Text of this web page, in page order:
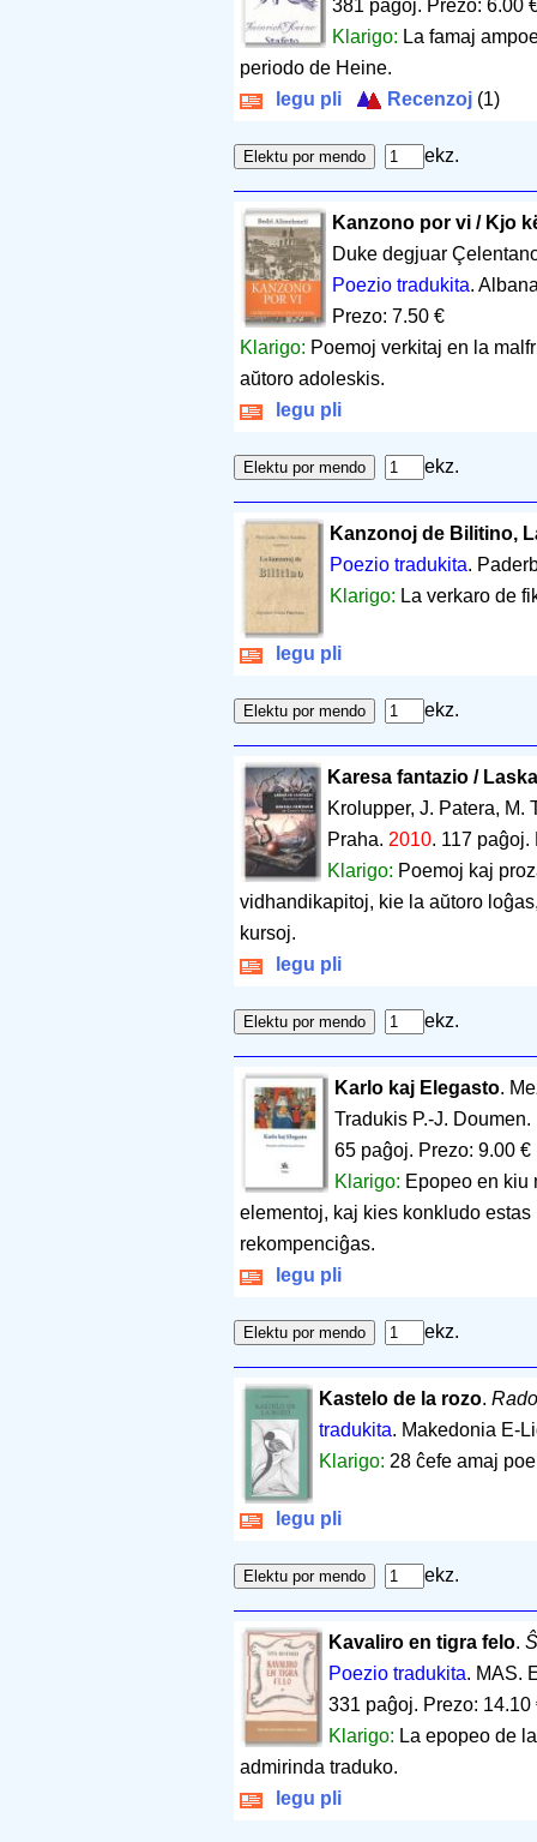
381 paĝoj. Prezo: 6.00
Klarigo: La famaj
periodo de Heine.
legu pli
Recenzoj (1)
ekz.
Kanzono por vi / Kjo
Duke degjuar
Poezio tradukita.
Prezo: 7.50 €
Klarigo: Poemoj verkitaj en la
aŭtoro adoleskis.
legu pli
ekz.
Kanzonoj de Bilitino,
Poezio tradukita.
Klarigo: La verkaro de
legu pli
ekz.
Karesa fantazio /
Krolupper, J. Patera, M.
Praha. 2010. 117 paĝoj.
Klarigo: Poemoj kaj
vidhandikapitoj, kie la aŭtoro
kursoj.
legu pli
ekz.
Karlo kaj Elegasto.
Tradukis P.-J. Doumen.
65 paĝoj. Prezo: 9.00 €
Klarigo: Epopeo en kiu
elementoj, kaj kies konkludo
rekompenciĝas.
legu pli
ekz.
Kastelo de la rozo.
tradukita. Makedonia E-
Klarigo: 28 ĉefe amaj
legu pli
ekz.
Kavaliro en tigra felo.
Poezio tradukita. MAS.
331 paĝoj. Prezo: 14.10
Klarigo: La epopeo de
admirinda traduko.
legu pli